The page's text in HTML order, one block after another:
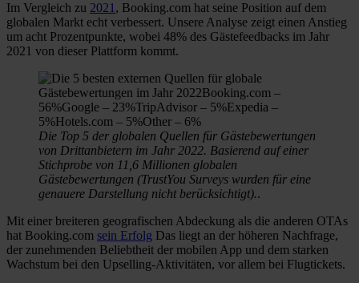
Im Vergleich zu 2021 , Booking.com hat seine Position auf dem
globalen Markt echt verbessert. Unsere Analyse zeigt einen Anstieg
um acht Prozentpunkte, wobei 48% des Gästefeedbacks im Jahr
2021 von dieser Plattform kommt.
Die Top 5 der globalen Quellen für Gästebewertungen
von Drittanbietern im Jahr 2022. Basierend auf einer
Stichprobe von 11,6 Millionen globalen
Gästebewertungen (TrustYou Surveys wurden für eine
genauere Darstellung nicht berücksichtigt)..
Mit einer breiteren geografischen Abdeckung als die anderen OTAs
hat Booking.com sein Erfolg Das liegt an der höheren Nachfrage,
der zunehmenden Beliebtheit der mobilen App und dem starken
Wachstum bei den Upselling-Aktivitäten, vor allem bei Flugtickets.